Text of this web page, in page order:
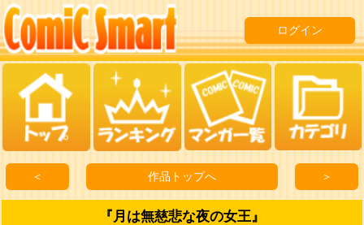
ログイン
＜ 作品トップへ ＞
『月は無慈悲な夜の女王』